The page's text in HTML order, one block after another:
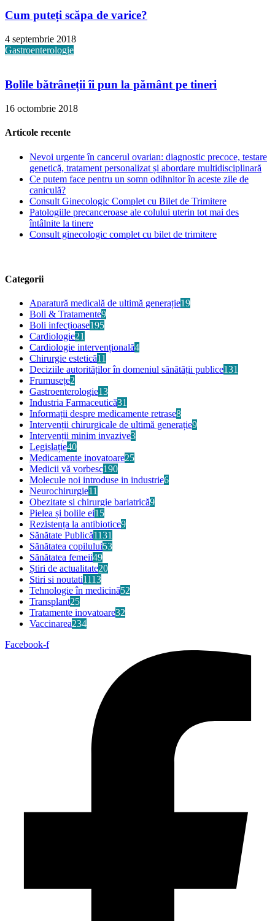
Cum puteți scăpa de varice?
4 septembrie 2018
Gastroenterologie
Bolile bătrâneții îi pun la pământ pe tineri
16 octombrie 2018
Articole recente
Nevoi urgente în cancerul ovarian: diagnostic precoce, testare
genetică, tratament personalizat și abordare multidisciplinară
Ce putem face pentru un somn odihnitor în aceste zile de
caniculă?
Consult Ginecologic Complet cu Bilet de Trimitere
Patologiile precanceroase ale colului uterin tot mai des
întâlnite la tinere
Consult ginecologic complet cu bilet de trimitere
Categorii
Aparatură medicală de ultimă generație19
Boli & Tratamente9
Boli infecțioase195
Cardiologie21
Cardiologie intervențională4
Chirurgie estetică11
Deciziile autorităților în domeniul sănătății publice131
Frumusețe2
Gastroenterologie13
Industria Farmaceutică31
Informații despre medicamente retrase8
Intervenții chirurgicale de ultimă generație9
Intervenții minim invazive3
Legislație40
Medicamente inovatoare25
Medicii vă vorbesc190
Molecule noi introduse in industrie6
Neurochirurgie11
Obezitate si chirurgie bariatrică9
Pielea și bolile ei15
Rezistența la antibiotice9
Sănătate Publică1131
Sănătatea copilului53
Sănătatea femeii49
Știri de actualitate20
Stiri si noutati1113
Tehnologie în medicină52
Transplant25
Tratamente inovatoare32
Vaccinarea234
Facebook-f